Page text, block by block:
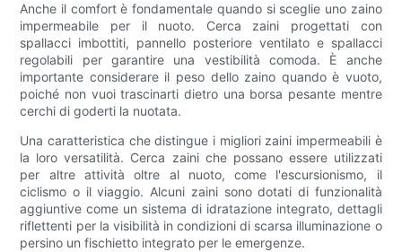
Anche il comfort è fondamentale quando si sceglie uno zaino
impermeabile per il nuoto. Cerca zaini progettati con
spallacci imbottiti, pannello posteriore ventilato e spallacci
regolabili per garantire una vestibilità comoda. È anche
importante considerare il peso dello zaino quando è vuoto,
poiché non vuoi trascinarti dietro una borsa pesante mentre
cerchi di goderti la nuotata.
Una caratteristica che distingue i migliori zaini impermeabili è
la loro versatilità. Cerca zaini che possano essere utilizzati
per altre attività oltre al nuoto, come l'escursionismo, il
ciclismo o il viaggio. Alcuni zaini sono dotati di funzionalità
aggiuntive come un sistema di idratazione integrato, dettagli
riflettenti per la visibilità in condizioni di scarsa illuminazione o
persino un fischietto integrato per le emergenze.